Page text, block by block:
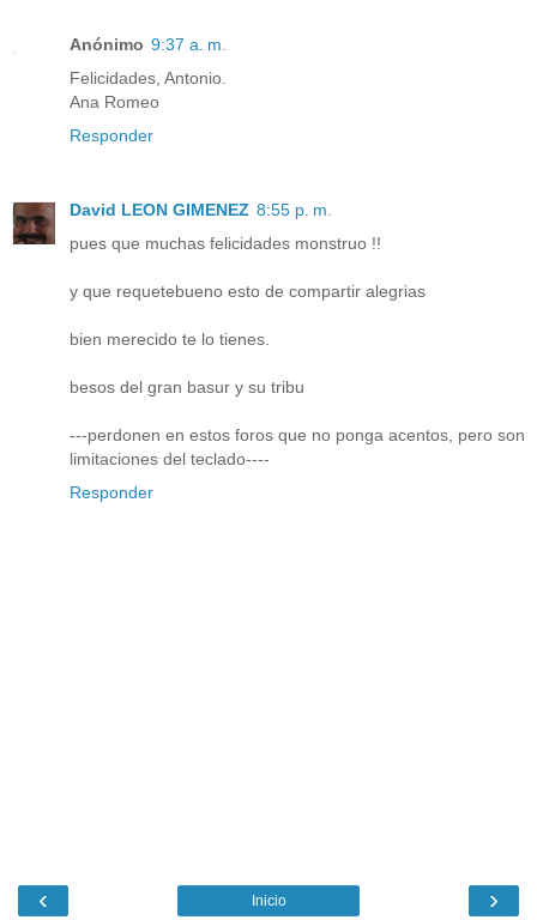
Anónimo 9:37 a. m.
Felicidades, Antonio.
Ana Romeo
Responder
David LEON GIMENEZ 8:55 p. m.
pues que muchas felicidades monstruo !!
y que requetebueno esto de compartir alegrias
bien merecido te lo tienes.
besos del gran basur y su tribu
---perdonen en estos foros que no ponga acentos, pero son
limitaciones del teclado----
Responder
‹ ›
Inicio